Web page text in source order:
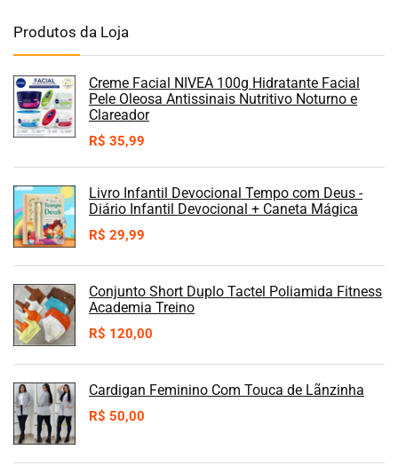
Produtos da Loja
Creme Facial NIVEA 100g Hidratante Facial
Pele Oleosa Antissinais Nutritivo Noturno e
Clareador
R$ 35,99
Livro Infantil Devocional Tempo com Deus -
Diário Infantil Devocional + Caneta Mágica
R$ 29,99
Conjunto Short Duplo Tactel Poliamida Fitness
Academia Treino
R$ 120,00
Cardigan Feminino Com Touca de Lãnzinha
R$ 50,00